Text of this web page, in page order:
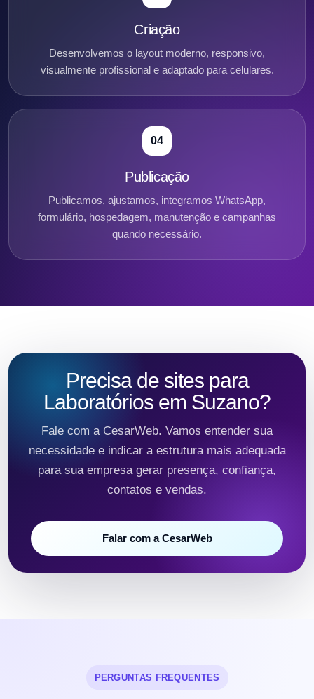
Criação
Desenvolvemos o layout moderno, responsivo,
visualmente profissional e adaptado para celulares.
04
Publicação
Publicamos, ajustamos, integramos WhatsApp,
formulário, hospedagem, manutenção e campanhas
quando necessário.
Precisa de sites para
Laboratórios em Suzano?
Fale com a CesarWeb. Vamos entender sua
necessidade e indicar a estrutura mais adequada
para sua empresa gerar presença, confiança,
contatos e vendas.
Falar com a CesarWeb
PERGUNTAS FREQUENTES